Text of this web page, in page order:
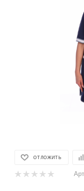
ОТЛОЖИТЬ